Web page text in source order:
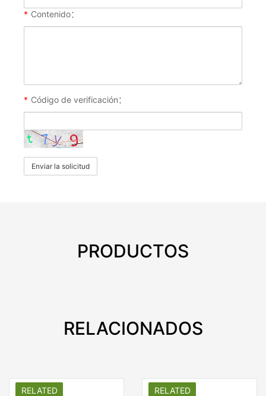
* Contenido：
* Código de verificación：
Enviar la solicitud
PRODUCTOS
RELACIONADOS
RELATED RELATED